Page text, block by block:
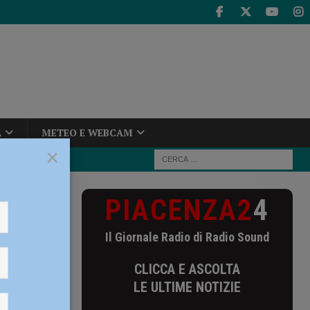
METEO E WEBCAM
Ducoli:
in
PIACENZA24
Il Giornale Radio di Radio Sound
CLICCA E ASCOLTA
LE ULTIME NOTIZIE
×